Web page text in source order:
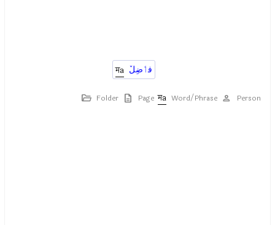
ٚفٲضِل
Folder Page Word/Phrase Person